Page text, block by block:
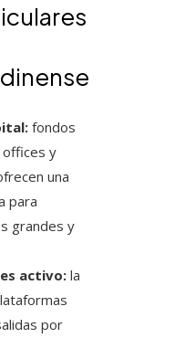
fondos
offices y
una
para
grandes y
activo: la
por